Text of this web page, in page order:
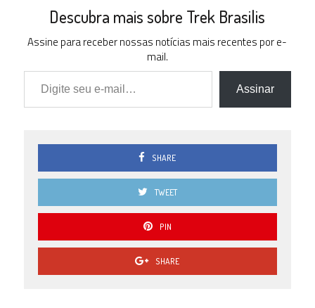
Descubra mais sobre Trek Brasilis
Assine para receber nossas notícias mais recentes por e-
mail.
Digite seu e-mail…
Assinar
SHARE
TWEET
PIN
SHARE